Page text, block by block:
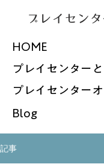
プレイセン
HOME
プレイセンターと
プレイセンター
Blog
記事